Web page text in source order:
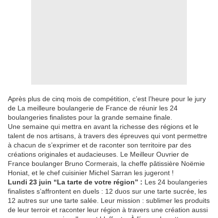
Après plus de cinq mois de compétition, c’est l’heure pour le jury
de La meilleure boulangerie de France de réunir les 24
boulangeries finalistes pour la grande semaine finale.
Une semaine qui mettra en avant la richesse des régions et le
talent de nos artisans, à travers des épreuves qui vont permettre
à chacun de s’exprimer et de raconter son territoire par des
créations originales et audacieuses. Le Meilleur Ouvrier de
France boulanger Bruno Cormerais, la cheffe pâtissière Noëmie
Honiat, et le chef cuisinier Michel Sarran les jugeront !
Lundi 23 juin “La tarte de votre région” : Les 24 boulangeries
finalistes s’affrontent en duels : 12 duos sur une tarte sucrée, les
12 autres sur une tarte salée. Leur mission : sublimer les produits
de leur terroir et raconter leur région à travers une création aussi